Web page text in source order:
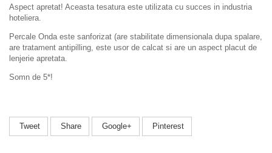
Aspect apretat! Aceasta tesatura este utilizata cu succes in industria
hoteliera.
Percale Onda este sanforizat (are stabilitate dimensionala dupa spalare,
are tratament antipilling, este usor de calcat si are un aspect placut de
lenjerie apretata.
Somn de 5*!
Tweet Share Google+ Pinterest